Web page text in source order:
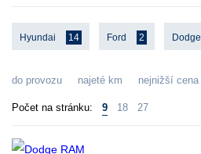
Hyundai 14 Ford 2 Dodge
do provozu najeté km nejnižší cena
Počet na stránku: 9 18 27